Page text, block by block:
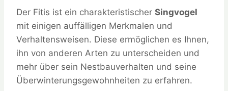
Der Fitis ist ein charakteristischer Singvogel
mit einigen auffälligen Merkmalen und
Verhaltensweisen. Diese ermöglichen es Ihnen,
ihn von anderen Arten zu unterscheiden und
mehr über sein Nestbauverhalten und seine
Überwinterungsgewohnheiten zu erfahren.